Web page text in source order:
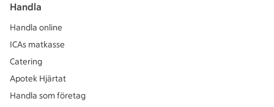
Handla
Handla online
ICAs matkasse
Catering
Apotek Hjärtat
Handla som företag